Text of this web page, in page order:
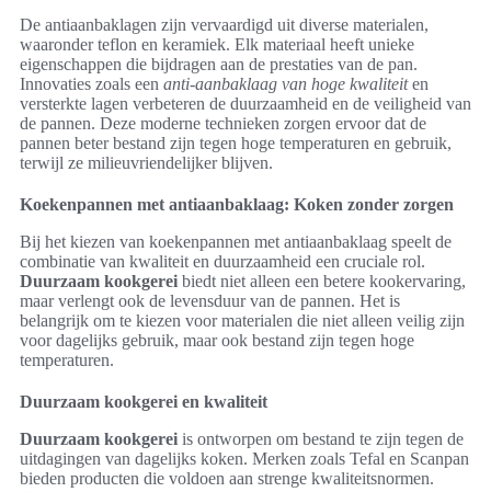
De antiaanbaklagen zijn vervaardigd uit diverse materialen,
waaronder teflon en keramiek. Elk materiaal heeft unieke
eigenschappen die bijdragen aan de prestaties van de pan.
Innovaties zoals een anti-aanbaklaag van hoge kwaliteiten
versterkte lagen verbeteren de duurzaamheid en de veiligheid van
de pannen. Deze moderne technieken zorgen ervoor dat de
pannen beter bestand zijn tegen hoge temperaturen en gebruik,
terwijl ze milieuvriendelijker blijven.
Koekenpannen met antiaanbaklaag: Koken zonder zorgen
Bij het kiezen van koekenpannen met antiaanbaklaag speelt de
combinatie van kwaliteit en duurzaamheid een cruciale rol.
Duurzaam kookgerei biedt niet alleen een betere kookervaring,
maar verlengt ook de levensduur van de pannen. Het is
belangrijk om te kiezen voor materialen die niet alleen veilig zijn
voor dagelijks gebruik, maar ook bestand zijn tegen hoge
temperaturen.
Duurzaam kookgerei en kwaliteit
Duurzaam kookgerei is ontworpen om bestand te zijn tegen de
uitdagingen van dagelijks koken. Merken zoals Tefal en Scanpan
bieden producten die voldoen aan strenge kwaliteitsnormen.